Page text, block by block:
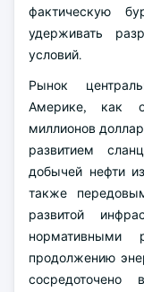
фактическую
удерживать
условий.
Рынок
Америке, как
миллионов
развитием
добычей нефти
также
развитой
нормативными
продолжению
сосредоточено